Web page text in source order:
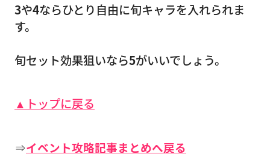
3や4ならひとり自由に旬キャラを入れられま
す。
旬セット効果狙いなら5がいいでしょう。
▲トップに戻る
⇒イベント攻略記事まとめへ戻る